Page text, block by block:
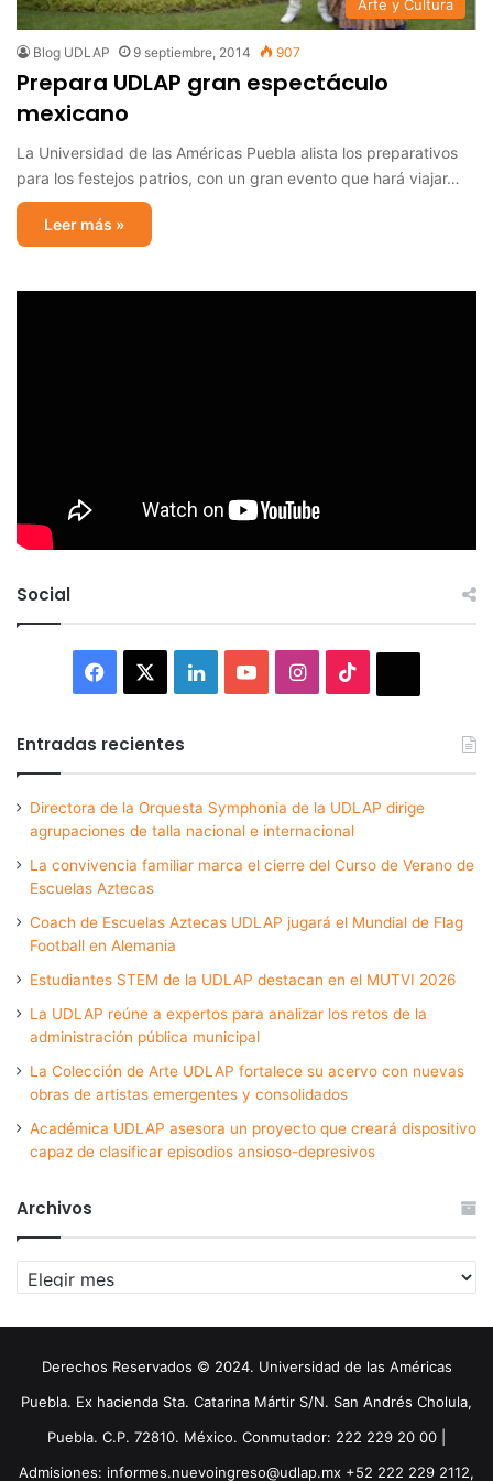
Arte y Cultura
Blog UDLAP 9 septiembre, 2014 907
Prepara UDLAP gran espectáculo
mexicano
La Universidad de las Américas Puebla alista los preparativos
para los festejos patrios, con un gran evento que hará viajar…
Leer más »
Social
Facebook LinkedInYouTubeInstagram
Entradas recientes
Directora de la Orquesta Symphonia de la UDLAP dirige
agrupaciones de talla nacional e internacional
La convivencia familiar marca el cierre del Curso de Verano de
Escuelas Aztecas
Coach de Escuelas Aztecas UDLAP jugará el Mundial de Flag
Football en Alemania
Estudiantes STEM de la UDLAP destacan en el MUTVI 2026
La UDLAP reúne a expertos para analizar los retos de la
administración pública municipal
La Colección de Arte UDLAP fortalece su acervo con nuevas
obras de artistas emergentes y consolidados
Académica UDLAP asesora un proyecto que creará dispositivo
capaz de clasificar episodios ansioso-depresivos
Archivos
Archivos
Derechos Reservados © 2024. Universidad de las Américas
Puebla. Ex hacienda Sta. Catarina Mártir S/N. San Andrés Cholula,
Puebla. C.P. 72810. México. Conmutador: 222 229 20 00 |
Admisiones: informes.nuevoingreso@udlap.mx +52 222 229 2112,